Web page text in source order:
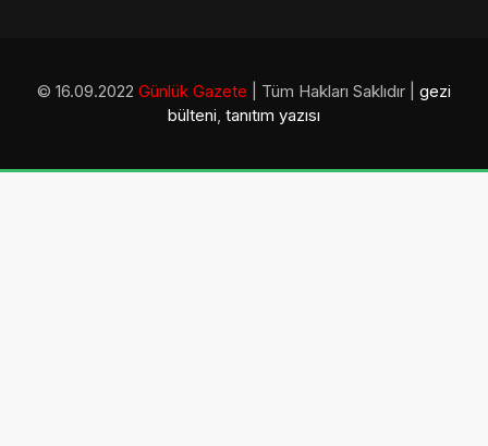
© 16.09.2022 Günlük Gazete | Tüm Hakları Saklıdır | gezi
bülteni, tanıtım yazısı